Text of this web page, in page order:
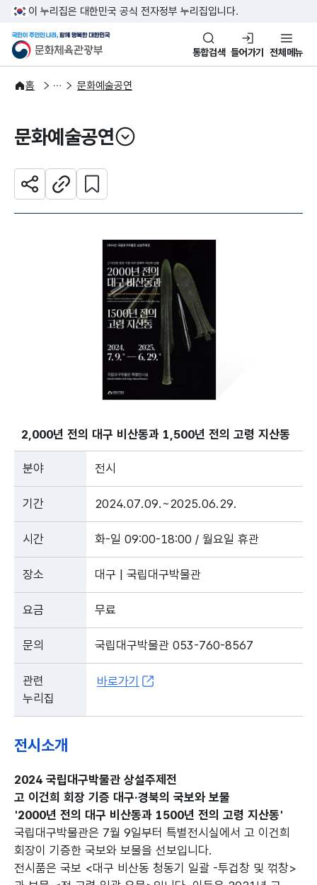
본문 바로가기
주메뉴 바로가기
이 누리집은 대한민국 공식 전자정부 누리집입니다.
문화체육관광부
국민이 주인인 나라, 함께 행복
통합검색 들어가기 전체메뉴
홈
문화광장 문화예술공연
문화예술공연
열기
공유하기주소복사
관심 콘텐츠 설정하기
2,000년 전의 대구 비산동과 1,500년 전의 고령 지산동
분야 전시
기간 2024.07.09.~2025.06.29.
시간 화-일 09:00-18:00 / 월요일 휴관
장소 대구 | 국립대구박물관
요금 무료
문의 국립대구박물관 053-760-8567
관련
누리집
바로가기
전시소개
2024 국립대구박물관 상설주제전
고 이건희 회장 기증 대구·경북의 국보와 보물
'2000년 전의 대구 비산동과 1500년 전의 고령 지산동'
국립대구박물관은 7월 9일부터 특별전시실에서 고 이건희
회장이 기증한 국보와 보물을 선보입니다.
전시품은 국보 <대구 비산동 청동기 일괄 -투겁창 및 꺾창>